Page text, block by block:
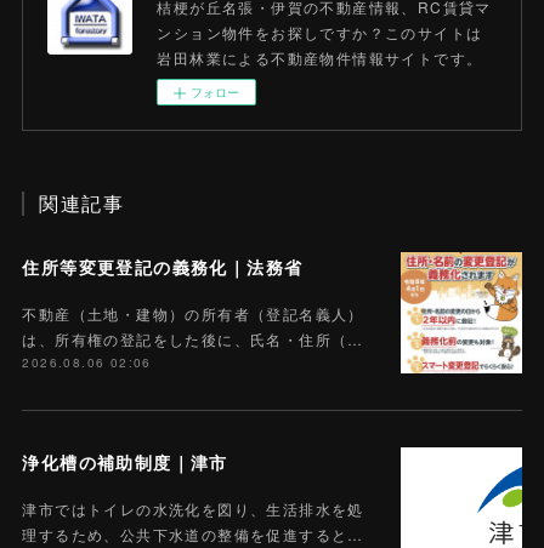
桔梗が丘名張・伊賀の不動産情報、RC賃貸マ
ンション物件をお探しですか？このサイトは
岩田林業による不動産物件情報サイトです。
フォロー
関連記事
住所等変更登記の義務化｜法務省
不動産（土地・建物）の所有者（登記名義人）
は、所有権の登記をした後に、氏名・住所（…
2026.08.06 02:06
浄化槽の補助制度｜津市
津市ではトイレの水洗化を図り、生活排水を処
理するため、公共下水道の整備を促進すると…